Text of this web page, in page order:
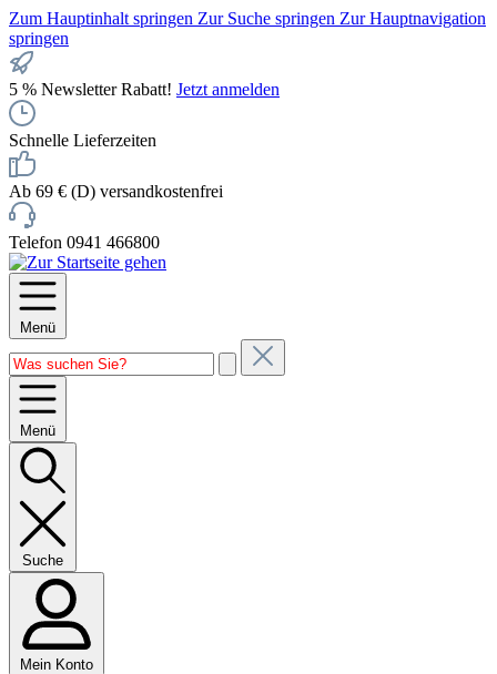
Zum Hauptinhalt springen Zur Suche springen Zur Hauptnavigation
springen
5 % Newsletter Rabatt! Jetzt anmelden
Schnelle Lieferzeiten
Ab 69 € (D) versandkostenfrei
Telefon 0941 466800
Menü
Menü
Suche
Mein Konto